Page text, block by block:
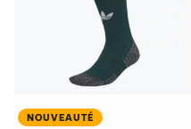
NOUVEAUTÉ